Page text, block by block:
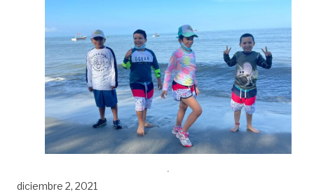
diciembre 2, 2021